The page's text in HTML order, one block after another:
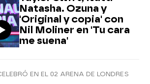
Natasha. Ozuna y
'Original y copia' con
Nil Moliner en 'Tu cara
me suena'
EN EL 02 ARENA DE LONDRES